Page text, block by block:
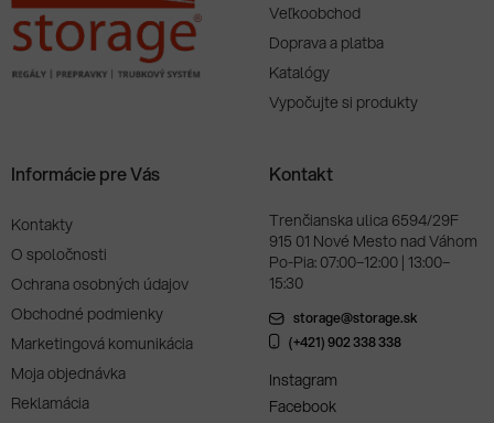
Veľkoobchod
Doprava a platba
Katalógy
Vypočujte si produkty
Informácie pre Vás
Kontakty
O spoločnosti
Ochrana osobných údajov
Obchodné podmienky
Marketingová komunikácia
Moja objednávka
Reklamácia
Kontakt
Trenčianska ulica 6594/29F
915 01 Nové Mesto nad Váhom
Po-Pia: 07:00–12:00 | 13:00–
15:30
storage@storage.sk
(+421) 902 338 338
Instagram
Facebook